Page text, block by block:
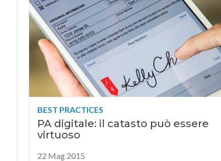
BEST PRACTICES
PA digitale: il catasto può essere
virtuoso
22 Mag 2015